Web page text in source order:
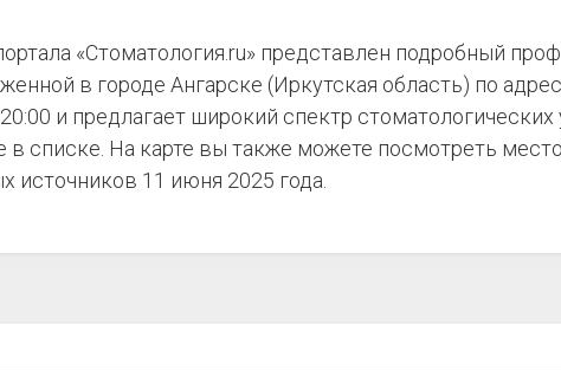
«Стоматология.ru» представлен подробный
в городе Ангарске (Иркутская область) по
и предлагает широкий спектр
списке. На карте вы также можете посмотреть
источников 11 июня 2025 года.